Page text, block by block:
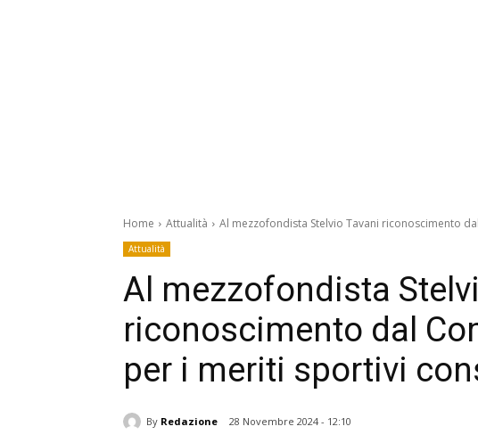
Home Attualità Al mezzofondista Stelvio Tavani riconoscimento
Attualità
Al mezzofondista
riconoscimento dal
per i meriti sportivi
By Redazione 28 Novembre 2024 - 12:10